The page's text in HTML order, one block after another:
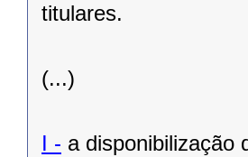
titulares.
(...)
I - a disponibilização